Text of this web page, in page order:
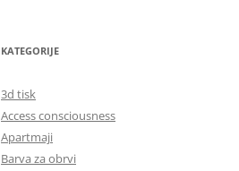
KATEGORIJE
3d tisk
Access consciousness
Apartmaji
Barva za obrvi